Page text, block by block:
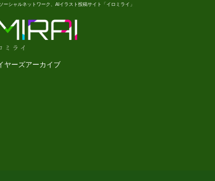
ーシャルネットワーク、AIイラスト投稿サイト「イロミライ」
ヤーズアーカイブ